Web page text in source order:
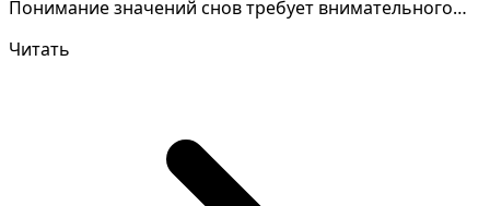
Понимание значений снов требует внимательного
Читать